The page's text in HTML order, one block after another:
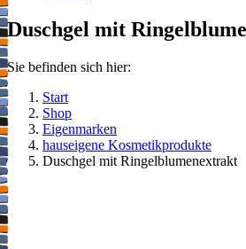
Duschgel mit
Sie befinden sich hier:
Start
Shop
Eigenmarken
hauseigene Kosmetikprodukte
Duschgel mit Ringelblumenextrakt